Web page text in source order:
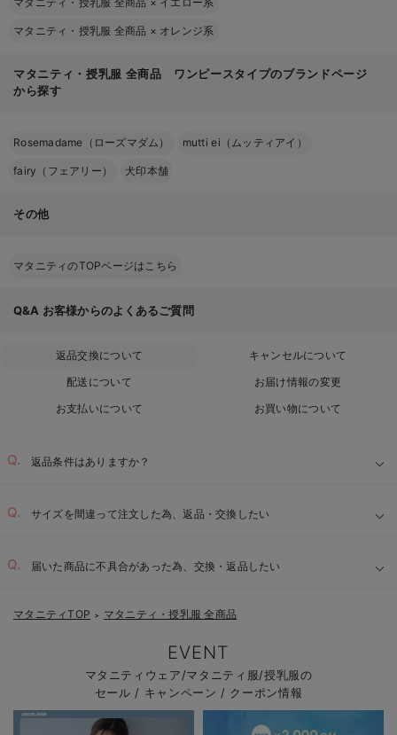
マタニティ・授乳服 全商品 × オレンジ系
マタニティ・授乳服 全商品 ワンピースタイプのブランドページ
から探す
Rosemadame（ローズマダム） mutti ei（ムッティアイ）
fairy（フェアリー） 犬印本舗
その他
マタニティのTOPページはこちら
Q&A お客様からのよくあるご質問
返品交換について
キャンセルについて
配送について
お届け情報の変更
お支払いについて
お買い物について
返品条件はありますか？
サイズを間違って注文した為、返品・交換したい
届いた商品に不具合があった為、交換・返品したい
マタニティTOP ＞ マタニティ・授乳服 全商品
EVENT
マタニティウェア/マタニティ服/授乳服の
セール / キャンペーン / クーポン情報